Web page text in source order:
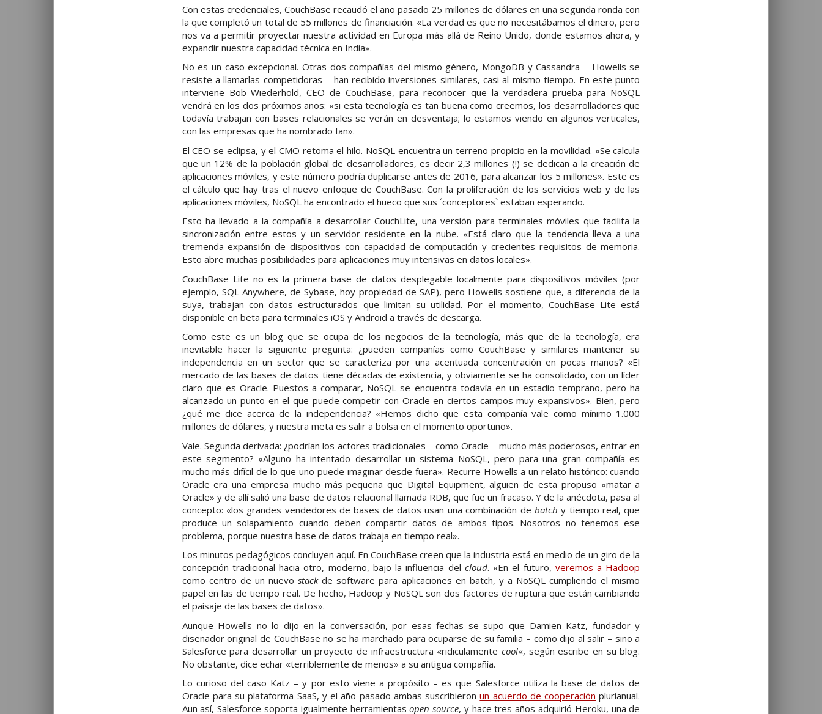
Con estas credenciales, CouchBase recaudó el año pasado 25 millones de dólares en una segunda ronda con
la que completó un total de 55 millones de financiación. «La verdad es que no necesitábamos el dinero, pero
nos va a permitir proyectar nuestra actividad en Europa más allá de Reino Unido, donde estamos ahora, y
expandir nuestra capacidad técnica en India».
No es un caso excepcional. Otras dos compañías del mismo género, MongoDB y Cassandra – Howells se
resiste a llamarlas competidoras – han recibido inversiones similares, casi al mismo tiempo. En este punto
interviene Bob Wiederhold, CEO de CouchBase, para reconocer que la verdadera prueba para NoSQL
vendrá en los dos próximos años: «si esta tecnología es tan buena como creemos, los desarrolladores que
todavía trabajan con bases relacionales se verán en desventaja; lo estamos viendo en algunos verticales,
con las empresas que ha nombrado Ian».
El CEO se eclipsa, y el CMO retoma el hilo. NoSQL encuentra un terreno propicio en la movilidad. «Se calcula
que un 12% de la población global de desarrolladores, es decir 2,3 millones (!) se dedican a la creación de
aplicaciones móviles, y este número podría duplicarse antes de 2016, para alcanzar los 5 millones». Este es
el cálculo que hay tras el nuevo enfoque de CouchBase. Con la proliferación de los servicios web y de las
aplicaciones móviles, NoSQL ha encontrado el hueco que sus ´conceptores` estaban esperando.
Esto ha llevado a la compañía a desarrollar CouchLite, una versión para terminales móviles que facilita la
sincronización entre estos y un servidor residente en la nube. «Está claro que la tendencia lleva a una
tremenda expansión de dispositivos con capacidad de computación y crecientes requisitos de memoria.
Esto abre muchas posibilidades para aplicaciones muy intensivas en datos locales».
CouchBase Lite no es la primera base de datos desplegable localmente para dispositivos móviles (por
ejemplo, SQL Anywhere, de Sybase, hoy propiedad de SAP), pero Howells sostiene que, a diferencia de la
suya, trabajan con datos estructurados que limitan su utilidad. Por el momento, CouchBase Lite está
disponible en beta para terminales iOS y Android a través de descarga.
Como este es un blog que se ocupa de los negocios de la tecnología, más que de la tecnología, era
inevitable hacer la siguiente pregunta: ¿pueden compañías como CouchBase y similares mantener su
independencia en un sector que se caracteriza por una acentuada concentración en pocas manos? «El
mercado de las bases de datos tiene décadas de existencia, y obviamente se ha consolidado, con un líder
claro que es Oracle. Puestos a comparar, NoSQL se encuentra todavía en un estadio temprano, pero ha
alcanzado un punto en el que puede competir con Oracle en ciertos campos muy expansivos». Bien, pero
¿qué me dice acerca de la independencia? «Hemos dicho que esta compañía vale como mínimo 1.000
millones de dólares, y nuestra meta es salir a bolsa en el momento oportuno».
Vale. Segunda derivada: ¿podrían los actores tradicionales – como Oracle – mucho más poderosos, entrar en
este segmento? «Alguno ha intentado desarrollar un sistema NoSQL, pero para una gran compañía es
mucho más difícil de lo que uno puede imaginar desde fuera». Recurre Howells a un relato histórico: cuando
Oracle era una empresa mucho más pequeña que Digital Equipment, alguien de esta propuso «matar a
Oracle» y de allí salió una base de datos relacional llamada RDB, que fue un fracaso. Y de la anécdota, pasa al
concepto: «los grandes vendedores de bases de datos usan una combinación de batch y tiempo real, que
produce un solapamiento cuando deben compartir datos de ambos tipos. Nosotros no tenemos ese
problema, porque nuestra base de datos trabaja en tiempo real».
Los minutos pedagógicos concluyen aquí. En CouchBase creen que la industria está en medio de un giro de la
concepción tradicional hacia otro, moderno, bajo la influencia del cloud. «En el futuro, veremos a Hadoop
como centro de un nuevostackde software para aplicaciones en batch, y a NoSQL cumpliendo el mismo
papel en las de tiempo real. De hecho, Hadoop y NoSQL son dos factores de ruptura que están cambiando
el paisaje de las bases de datos».
Aunque Howells no lo dijo en la conversación, por esas fechas se supo que Damien Katz, fundador y
diseñador original de CouchBase no se ha marchado para ocuparse de su familia – como dijo al salir – sino a
Salesforce para desarrollar un proyecto de infraestructura «ridiculamente cool«, según escribe en su blog.
No obstante, dice echar «terriblemente de menos» a su antigua compañía.
Lo curioso del caso Katz – y por esto viene a propósito – es que Salesforce utiliza la base de datos de
Oracle para su plataforma SaaS, y el año pasado ambas suscribieronun acuerdo de cooperación plurianual.
Aun así, Salesforce soporta igualmente herramientas open source, y hace tres años adquirió Heroku, una de